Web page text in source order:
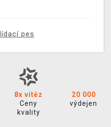
pes
8x vítěz
Ceny
kvality
20 000
výdejen